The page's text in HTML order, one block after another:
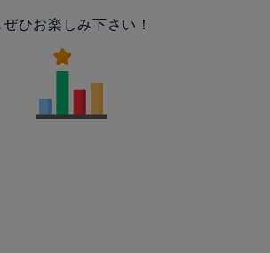
ひお楽しみ下さい！